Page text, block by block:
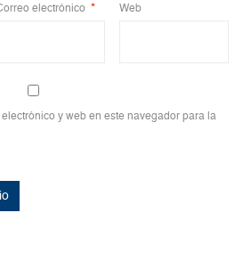
electrónico * Web
y web en este navegador para la